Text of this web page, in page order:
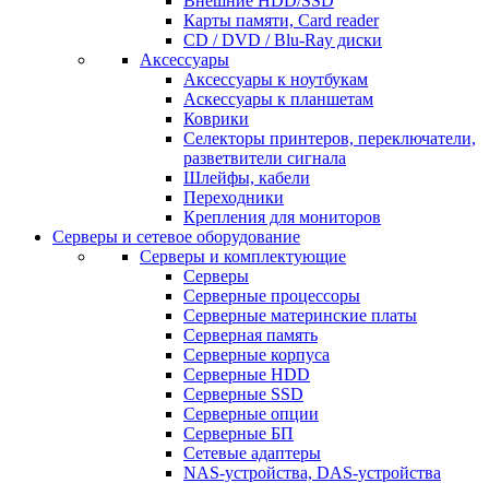
Карты памяти, Card reader
CD / DVD / Blu-Ray диски
Аксессуары
Аксессуары к ноутбукам
Аскессуары к планшетам
Коврики
Селекторы принтеров, переключатели,
разветвители сигнала
Шлейфы, кабели
Переходники
Крепления для мониторов
Серверы и сетевое оборудование
Серверы и комплектующие
Серверы
Серверные процессоры
Серверные материнские платы
Серверная память
Серверные корпуса
Серверные HDD
Серверные SSD
Серверные опции
Серверные БП
Сетевые адаптеры
NAS-устройства, DAS-устройства